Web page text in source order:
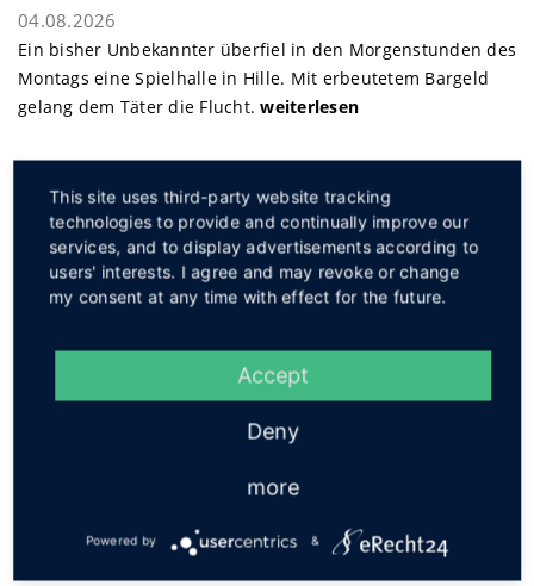
04.08.2026
Ein bisher Unbekannter überfiel in den Morgenstunden des
Montags eine Spielhalle in Hille. Mit erbeutetem Bargeld
gelang dem Täter die Flucht.weiterlesen
Service
This site uses third-party website tracking
technologies to provide and continually improve our
services, and to display advertisements according to
users' interests. I agree and may revoke or change
my consent at any time with effect for the future.
Accept
Deny
more
Powered by &